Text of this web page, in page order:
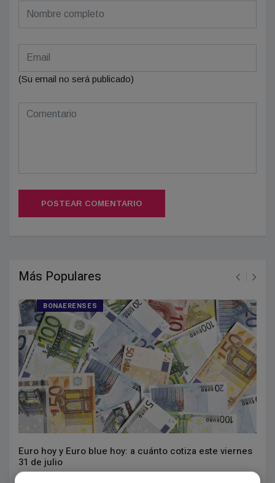
(Su email no será publicado)
POSTEAR COMENTARIO
Más Populares
BONAERENSES
Euro hoy y Euro blue hoy: a cuánto cotiza este viernes
31 de julio